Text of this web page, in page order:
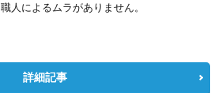
職人によるムラがありません。
詳細記事